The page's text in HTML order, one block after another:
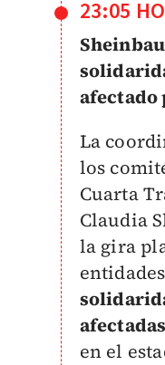
23:05
afectado
La
los
Cuarta
Claudia
la gira
en el